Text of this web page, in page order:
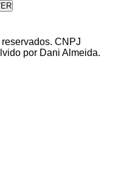
CNPJ
por Dani Almeida.